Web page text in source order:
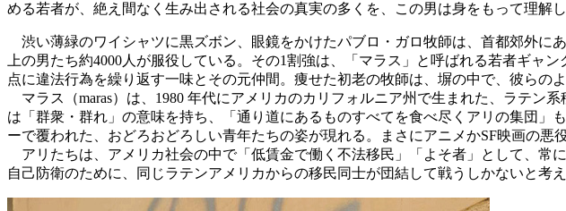
める若者が、絶え間なく生み出される社会の真実の多くを、この男は身をもって理解
渋い薄緑のワイシャツに黒ズボン、眼鏡をかけたパブロ・ガロ牧師は、首都郊外に
上の男たち約4000人が服役している。その1割強は、「マラス」と呼ばれる若者ギ
点に違法行為を繰り返す一味とその元仲間。痩せた初老の牧師は、塀の中で、彼らの
マラス（maras）は、1980 年代にアメリカのカリフォルニア州で生まれた、ラテン
は「群衆・群れ」の意味を持ち、「通り道にあるものすべてを食べ尽くアリの集団
ーで覆われた、おどろおどろしい青年たちの姿が現れる。まさにアニメかSF映画の悪
アリたちは、アメリカ社会の中で「低賃金で働く不法移民」「よそ者」として、常
自己防衛のために、同じラテンアメリカからの移民同士が団結して戦うしかないと考